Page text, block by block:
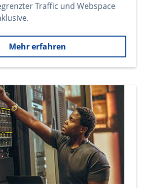
Traffic und Webspace
Mehr erfahren